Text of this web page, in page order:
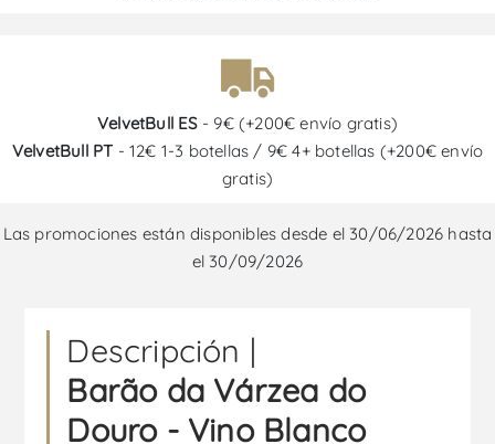
VelvetBull ES- 9€ (+200€ envío gratis)
VelvetBull PT - 12€ 1-3 botellas / 9€ 4+ botellas (+200€ envío
gratis)
Las promociones están disponibles desde el 30/06/2026 hasta
el 30/09/2026
Descripción |
Barão da Várzea do
Douro - Vino Blanco